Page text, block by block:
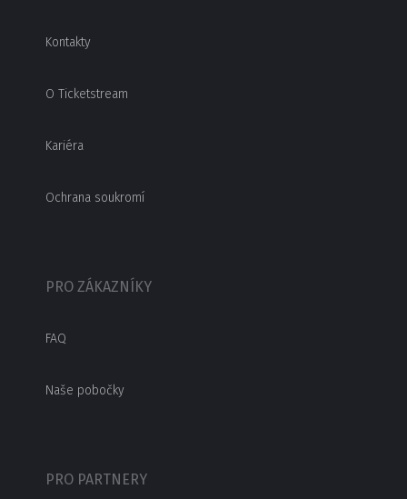
Kontakty
O Ticketstream
Kariéra
Ochrana soukromí
PRO ZÁKAZNÍKY
FAQ
Naše pobočky
PRO PARTNERY